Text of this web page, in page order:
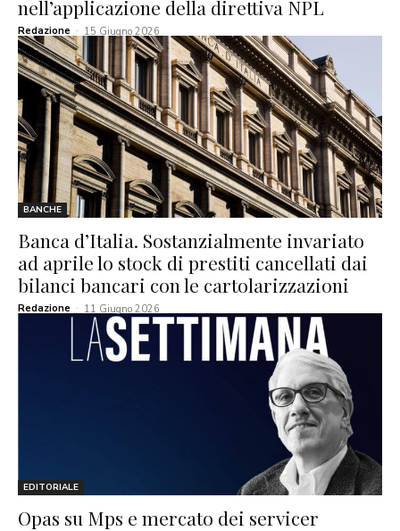
nell’applicazione della direttiva NPL
Redazione - 15 Giugno 2026
BANCHE
Banca d’Italia. Sostanzialmente invariato
ad aprile lo stock di prestiti cancellati dai
bilanci bancari con le cartolarizzazioni
Redazione - 11 Giugno 2026
EDITORIALE
Opas su Mps e mercato dei servicer